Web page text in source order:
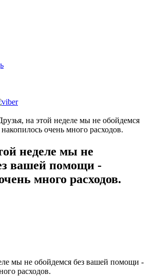
на этой неделе мы не обойдемся
очень много расходов.
неделе мы не
вашей помощи -
много расходов.
мы не обойдемся без вашей помощи -
расходов.